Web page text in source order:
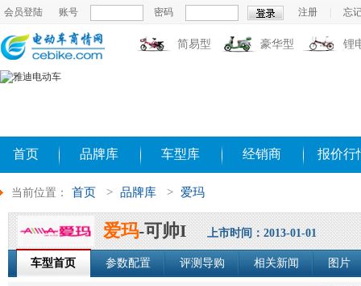
会员登陆 账号 密码 注册 忘
简易型 豪华型 锂
首页 品牌库 车型库 经销商 报价行
当前位置： 首页 > 品牌库 > 爱玛
爱玛-可帅I 上市时间：2013-01-01
车型首页 参数配置 评测导购 相关新闻 图片